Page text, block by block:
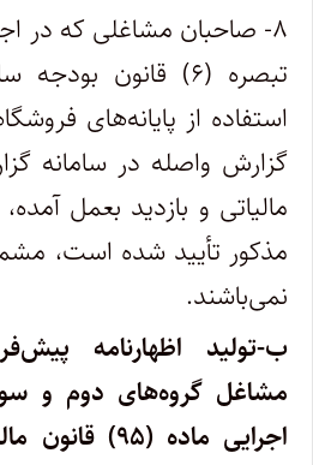
استفاده از پایانه‌های
گزارش واصله در سامانه
مالیاتی و بازدید بعمل
مذکور تأیید شده است،
نمی‌باشند.
ب-تولید اظهارنامه
مشاغل گروه‌های دوم و
اجرایی ماده